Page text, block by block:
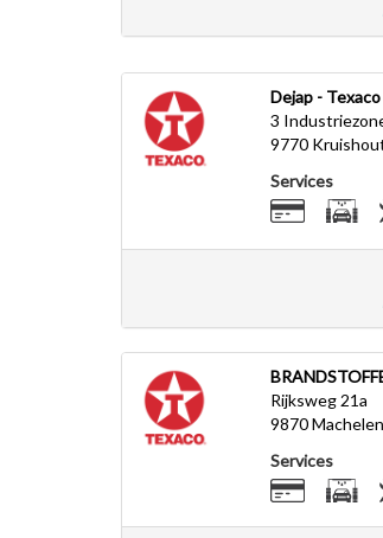
Dejap -
3
9770
Services
Rijksweg 21a
9870Machelen
Services